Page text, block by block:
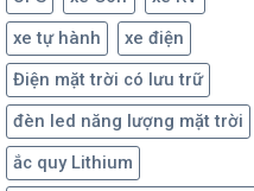
xe tự hành
xe điện
Điện mặt trời có lưu trữ
đèn led năng lượng mặt trời
ắc quy Lithium